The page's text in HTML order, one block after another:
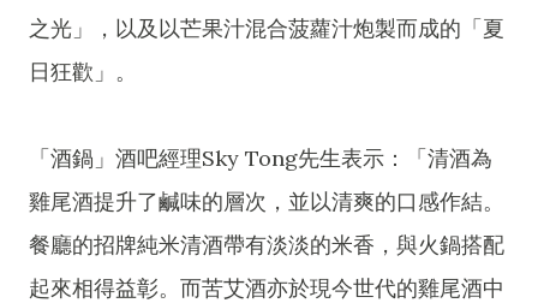
之光」，以及以芒果汁混合菠蘿汁炮製而成的「夏
日狂歡」。
「酒鍋」酒吧經理Sky Tong先生表示：「清酒為
雞尾酒提升了鹹味的層次，並以清爽的口感作結。
餐廳的招牌純米清酒帶有淡淡的米香，與火鍋搭配
起來相得益彰。而苦艾酒亦於現今世代的雞尾酒中